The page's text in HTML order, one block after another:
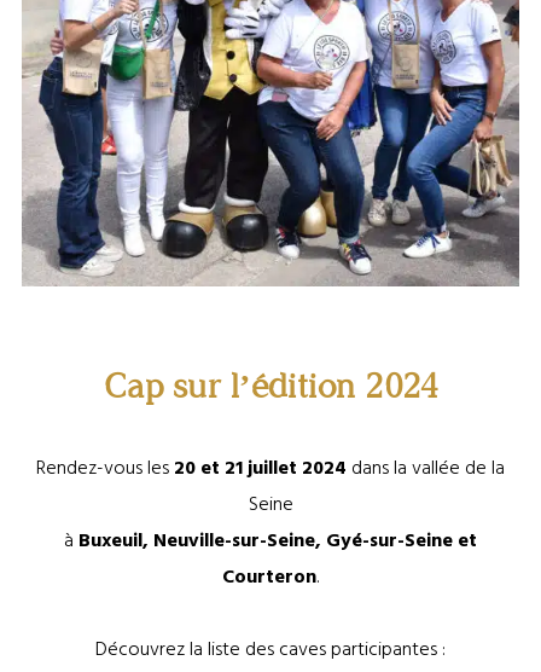
Cap sur l’édition 2024
Rendez-vous les20 et 21 juillet 2024 dans la vallée de la
Seine
à Buxeuil, Neuville-sur-Seine, Gyé-sur-Seine et
Courteron.
Découvrez la liste des caves participantes :